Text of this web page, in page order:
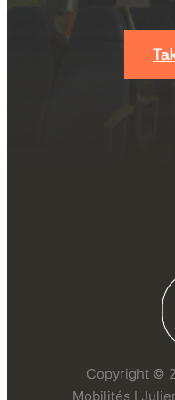
Copyright ©
Mobilités I